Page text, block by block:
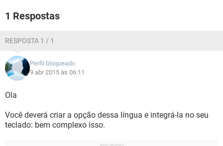
1 Respostas
RESPOSTA 1 / 1
Perfil bloqueado
9 abr 2015 às 06:11
Ola
Você deverá criar a opção dessa língua e integrá-la no seu
teclado: bem complexo isso.